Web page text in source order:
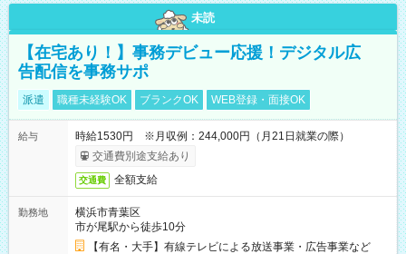
未読
【在宅あり！】事務デビュー応援！デジタル広
告配信を事務サポ
派遣 職種未経験OK ブランクOK WEB登録・面接OK
給与
時給1530円 ※月収例：244,000円（月21日就業の際）
交通費別途支給あり
交通費 全額支給
勤務地
横浜市青葉区
市が尾駅から徒歩10分
【有名・大手】有線テレビによる放送事業・広告事業など